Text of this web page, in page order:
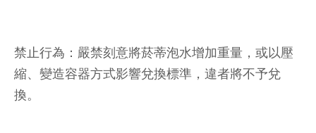
禁止行為：嚴禁刻意將菸蒂泡水增加重量，或以壓
縮、變造容器方式影響兌換標準，違者將不予兌
換。